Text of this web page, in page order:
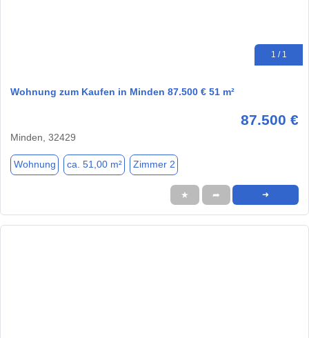
1 / 1
Wohnung zum Kaufen in Minden 87.500 € 51 m²
87.500 €
Minden, 32429
Wohnung ca. 51,00 m² Zimmer 2
★ ➦ ➜